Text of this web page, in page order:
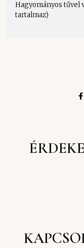
Hagyományos tűvel
tartalmaz)